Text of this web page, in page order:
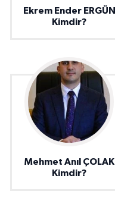
Ekrem Ender ERGÜN
Kimdir?
Mehmet Anıl ÇOLAK
Kimdir?